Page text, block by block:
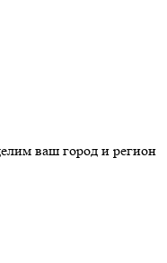
ваш город и регион